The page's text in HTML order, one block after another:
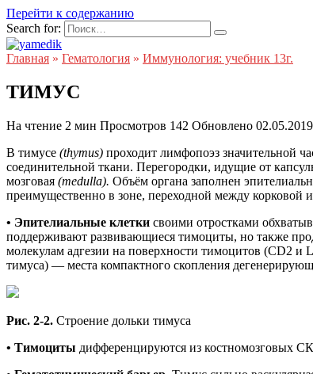
Перейти к содержанию
Search for:
Главная » Гематология » Иммунология: учебник 13г.
ТИМУС
На чтение 2 мин Просмотров 142 Обновлено 02.05.2019
В тимусе (thymus) проходит лимфопоэз значительной
соединительной ткани. Перегородки, идущие от
мозговая (medulla). Объём органа заполнен
преимущественно в зоне, переходной между корковой
• Эпителиальные клетки своими отростками
поддерживают развивающиеся тимоциты, но также
молекулам адгезии на поверхности тимоцитов (CD2
тимуса) — места компактного скопления
Рис. 2-2. Строение дольки тимуса
• Тимоциты дифференцируются из костномозговых